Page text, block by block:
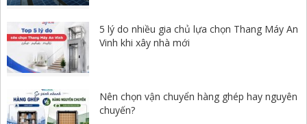
5 lý do nhiều gia chủ lựa chọn Thang Máy An
Vinh khi xây nhà mới
Nên chọn vận chuyển hàng ghép hay nguyên
chuyến?